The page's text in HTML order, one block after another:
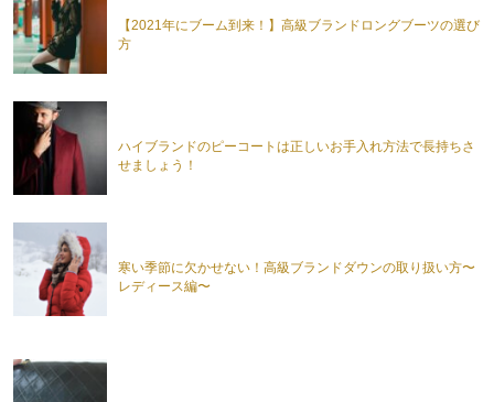
【2021年にブーム到来！】高級ブランドロングブーツの選び
方
ハイブランドのピーコートは正しいお手入れ方法で長持ちさ
せましょう！
寒い季節に欠かせない！高級ブランドダウンの取り扱い方〜
レディース編〜